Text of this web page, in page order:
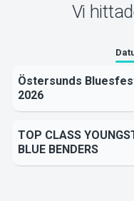
Vi
Östersunds
2026
TOP CLASS
BLUE BENDERS